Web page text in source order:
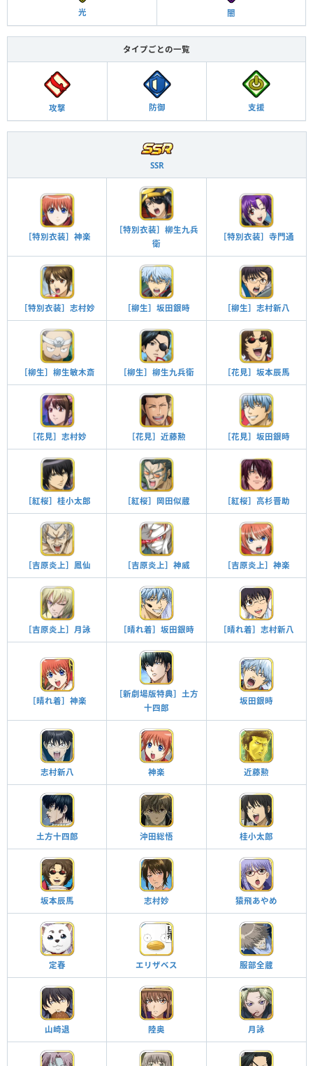
光 闇
タイプごとの一覧
攻撃 防御 支援
SSR
［特別衣装］神楽
［特別衣装］柳生九兵
衛
［特別衣装］寺門通
［特別衣装］志村妙 ［柳生］坂田銀時 ［柳生］志村新八
［柳生］柳生敏木斎 ［柳生］柳生九兵衛 ［花見］坂本辰馬
［花見］志村妙 ［花見］近藤勲 ［花見］坂田銀時
［紅桜］桂小太郎 ［紅桜］岡田似蔵 ［紅桜］高杉晋助
［吉原炎上］鳳仙 ［吉原炎上］神威 ［吉原炎上］神楽
［吉原炎上］月詠 ［晴れ着］坂田銀時 ［晴れ着］志村新八
［晴れ着］神楽
［新劇場版特典］土方
十四郎
坂田銀時
志村新八 神楽 近藤勲
土方十四郎 沖田総悟 桂小太郎
坂本辰馬 志村妙 猿飛あやめ
定春 エリザベス 服部全蔵
山崎退 陸奥 月詠